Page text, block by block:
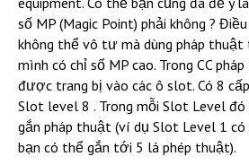
số MP (Magic Point) phải không ?
không thể vô tư mà dùng pháp thuật
mình có chỉ số MP cao. Trong CC
được trang bị vào các ô slot. Có 8
Slot level 8 . Trong mỗi Slot Level
gắn pháp thuật (ví dụ Slot Level 1
bạn có thể gắn tới 5 lá phép thuật).